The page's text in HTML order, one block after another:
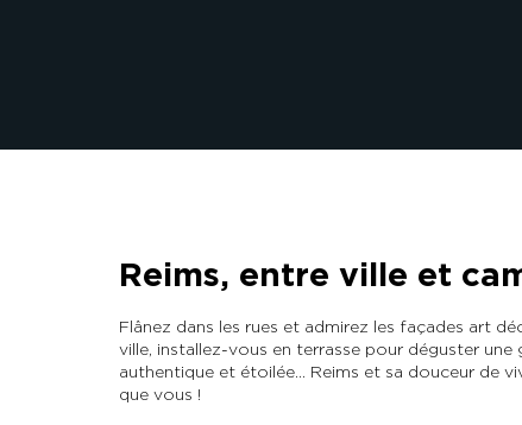
Reims, entre ville et
Flânez dans les rues et admirez les façades art
ville, installez-vous en terrasse pour déguster une
authentique et étoilée… Reims et sa douceur de
que vous !